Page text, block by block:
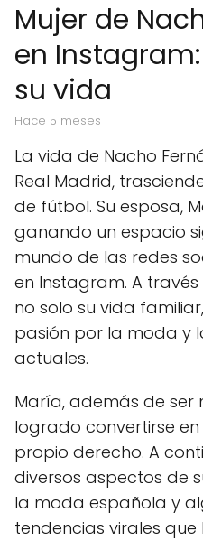
Mujer de
en
su vida
hace 5 meses
La vida de Nacho
Real Madrid,
de fútbol. Su esposa,
ganando un espacio
mundo de las redes
en Instagram. A
no solo su vida
pasión por la moda y
actuales.
María, además de ser
logrado convertirse
propio derecho. A
diversos aspectos de
la moda española y
tendencias virales